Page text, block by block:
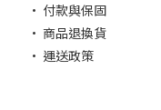
• 付款與保固
• 商品退換貨
• 運送政策